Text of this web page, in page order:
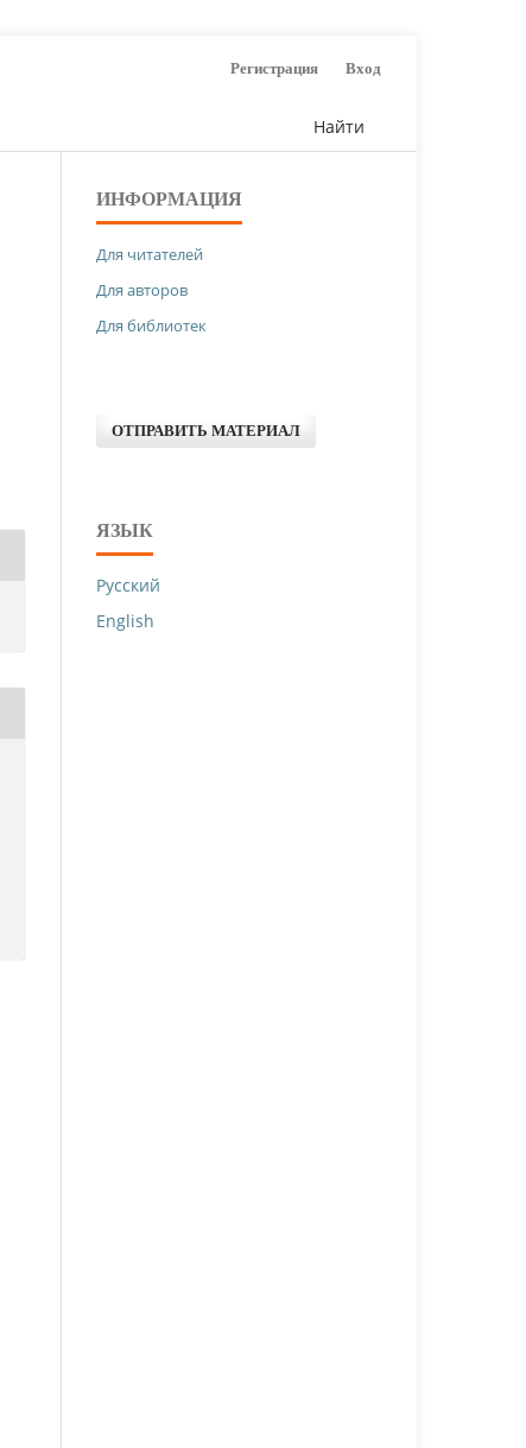
Найти
Регистрация Вход
ИНФОРМАЦИЯ
Для читателей
Для авторов
Для библиотек
ОТПРАВИТЬ МАТЕРИАЛ
ЯЗЫК
Русский
English